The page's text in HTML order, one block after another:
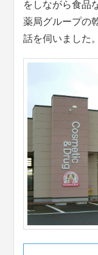
をしながら食品
薬局グループの
話を伺いました。